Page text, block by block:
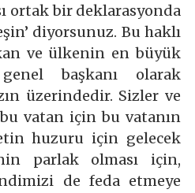
ortak bir deklarasyonda
diyorsunuz. Bu haklı
ve ülkenin en büyük
başkanı olarak
üzerindedir. Sizler ve
vatan için bu vatanın
huzuru için gelecek
parlak olması için,
de feda etmeye